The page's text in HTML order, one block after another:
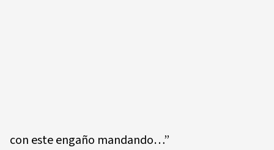
con este engaño mandando…”